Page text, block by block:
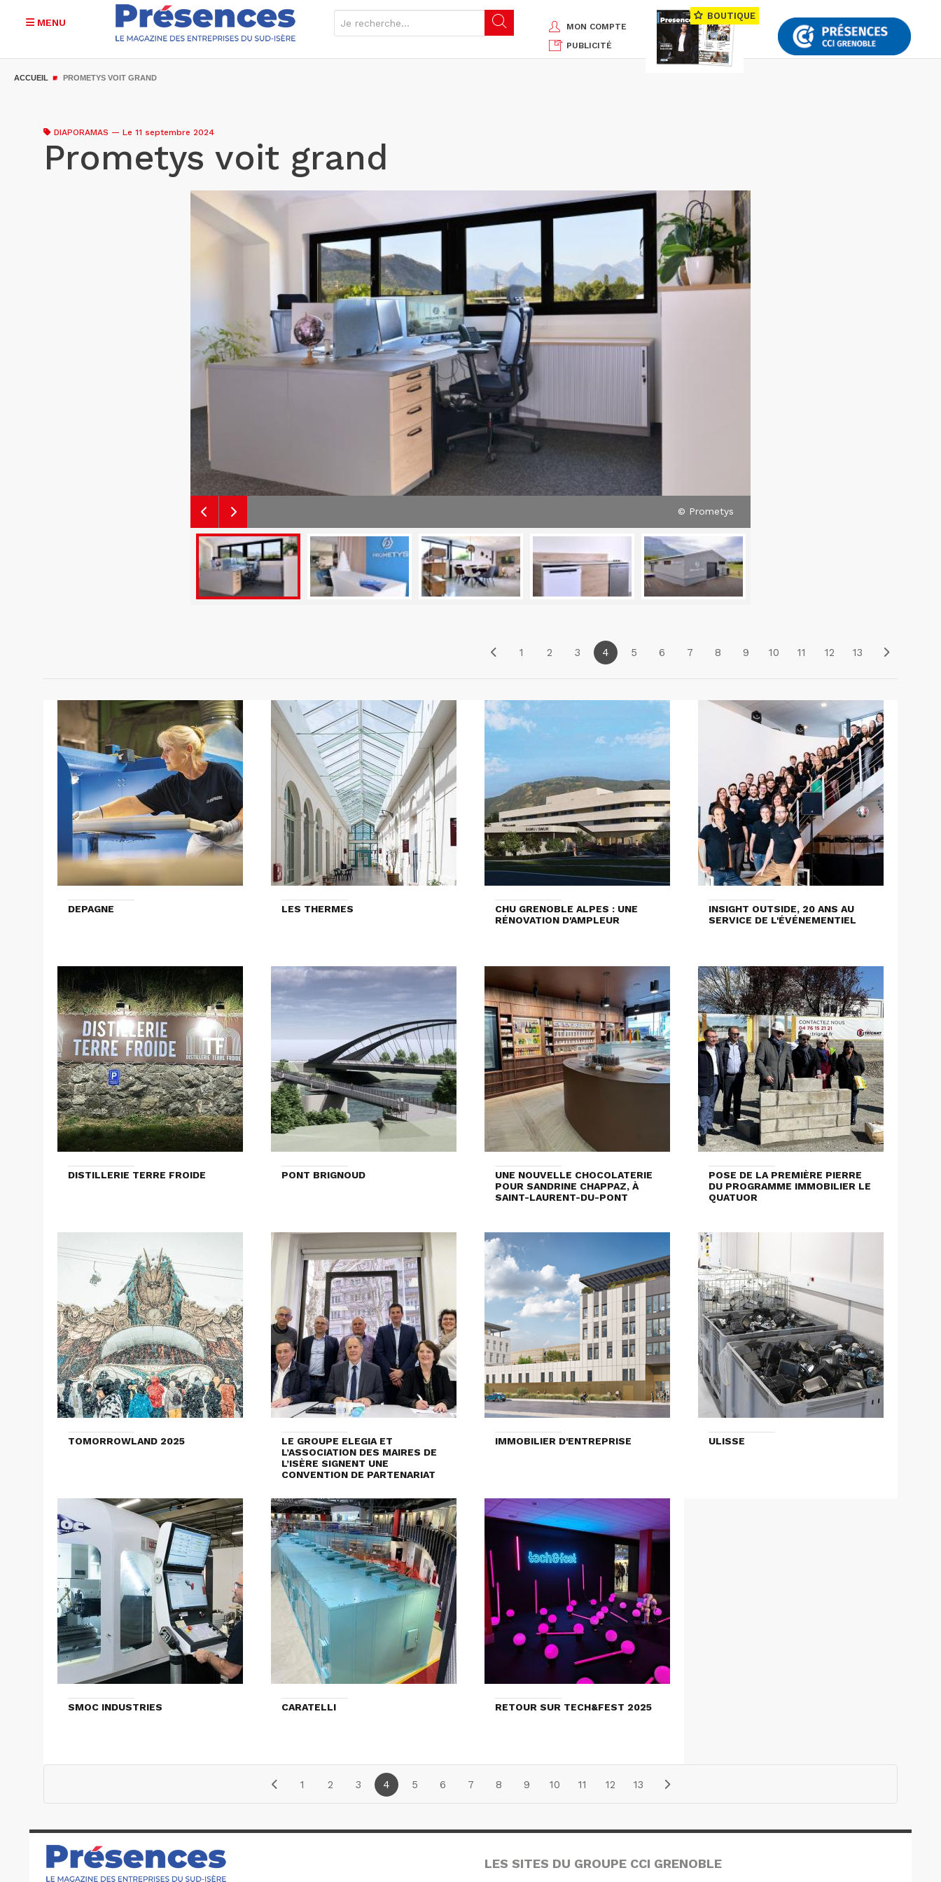
MENU
MON COMPTE
PUBLICITÉ
BOUTIQUE
ACCUEIL PROMETYS VOIT GRAND
DIAPORAMAS — Le 11 septembre 2024
Prometys voit grand
© Prometys
1 2 3 4 5 6 7 8 9 10 11 12 13
DEPAGNE LES THERMES
CHU GRENOBLE ALPES : UNE
RÉNOVATION D'AMPLEUR
INSIGHT OUTSIDE, 20 ANS AU
SERVICE DE L'ÉVÉNEMENTIEL
DISTILLERIE TERRE FROIDE PONT BRIGNOUD
UNE NOUVELLE CHOCOLATERIE
POUR SANDRINE CHAPPAZ, À
SAINT-LAURENT-DU-PONT
POSE DE LA PREMIÈRE PIERRE
DU PROGRAMME IMMOBILIER LE
QUATUOR
TOMORROWLAND 2025
LE GROUPE ELEGIA ET
L’ASSOCIATION DES MAIRES DE
L’ISÈRE SIGNENT UNE
CONVENTION DE PARTENARIAT
IMMOBILIER D'ENTREPRISE ULISSE
SMOC INDUSTRIES CARATELLI RETOUR SUR TECH&FEST 2025
1 2 3 4 5 6 7 8 9 10 11 12 13
LES SITES DU GROUPE CCI GRENOBLE